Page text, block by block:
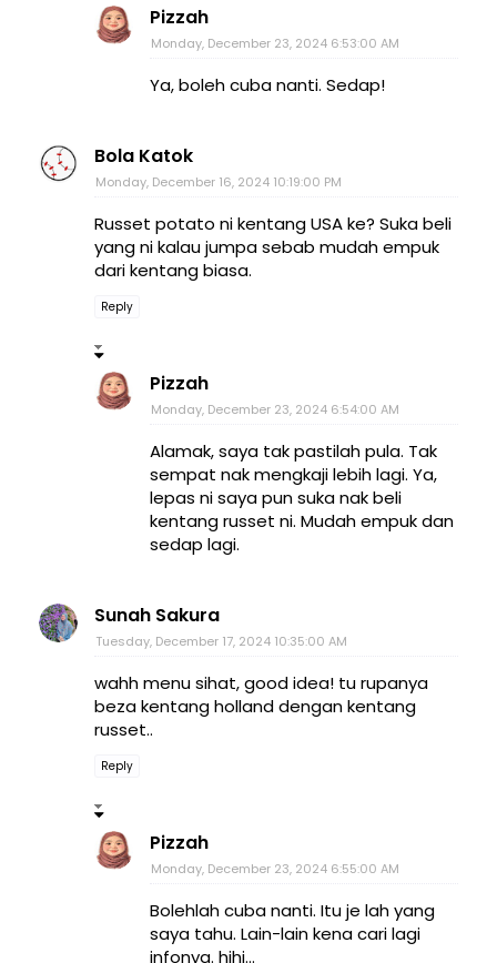
Pizzah
Monday, December 23, 2024 6:53:00 AM
Ya, boleh cuba nanti. Sedap!
Bola Katok
Monday, December 16, 2024 10:19:00 PM
Russet potato ni kentang USA ke? Suka beli
yang ni kalau jumpa sebab mudah empuk
dari kentang biasa.
Reply
Pizzah
Monday, December 23, 2024 6:54:00 AM
Alamak, saya tak pastilah pula. Tak
sempat nak mengkaji lebih lagi. Ya,
lepas ni saya pun suka nak beli
kentang russet ni. Mudah empuk dan
sedap lagi.
Sunah Sakura
Tuesday, December 17, 2024 10:35:00 AM
wahh menu sihat, good idea! tu rupanya
beza kentang holland dengan kentang
russet..
Reply
Pizzah
Monday, December 23, 2024 6:55:00 AM
Bolehlah cuba nanti. Itu je lah yang
saya tahu. Lain-lain kena cari lagi
infonya. hihi...